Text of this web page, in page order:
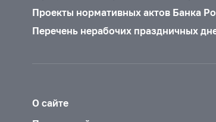
Проекты нормативных актов Банка
Перечень нерабочих праздничных
О сайте